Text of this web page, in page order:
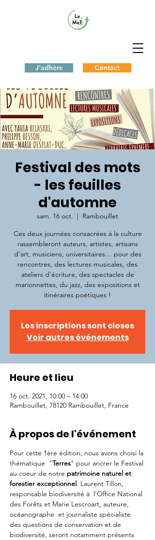
J'adhère Contact
Festival des mots
- les feuilles
d'automne
sam. 16 oct.
  |
Rambouillet
Ces deux journées consacrées à la culture
rassembleront auteurs, artistes, artisans
d'art, musiciens, universitaires… pour des
rencontres, des lectures musicales, des
ateliers d'écriture, des spectacles de
marionnettes, du jazz, des expositions et
itinéraires poétiques !
Les inscriptions sont closes
Voir autres événements
Heure et lieu
16 oct. 2021, 10:00 – 14:00
Rambouillet, 78120 Rambouillet, France
À propos de l'événement
Pour cette 1ère édition, nous avons choisi la
thématique  "Terres" pour ancrer le Festival
au coeur de notre patrimoine naturel et
forestier exceptionnel. Laurent Tillon,
responsable biodiversité à  l'Office National
des Forêts et Marie Lescroart, auteure,
océanographe  et journaliste spécialiste
des questions de conservation et de
biodiversité, seront notamment présents